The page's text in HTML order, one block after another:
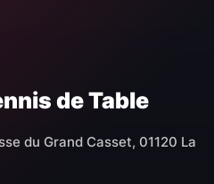
de Table
du Grand Casset, 01120 La